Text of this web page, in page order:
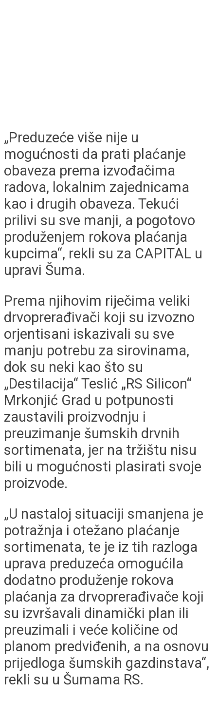
„Preduzeće više nije u
mogućnosti da prati plaćanje
obaveza prema izvođačima
radova, lokalnim zajednicama
kao i drugih obaveza. Tekući
prilivi su sve manji, a pogotovo
produženjem rokova plaćanja
kupcima“, rekli su za CAPITAL u
upravi Šuma.
Prema njihovim riječima veliki
drvoprerađivači koji su izvozno
orjentisani iskazivali su sve
manju potrebu za sirovinama,
dok su neki kao što su
„Destilacija“ Teslić „RS Silicon“
Mrkonjić Grad u potpunosti
zaustavili proizvodnju i
preuzimanje šumskih drvnih
sortimenata, jer na tržištu nisu
bili u mogućnosti plasirati svoje
proizvode.
„U nastaloj situaciji smanjena je
potražnja i otežano plaćanje
sortimenata, te je iz tih razloga
uprava preduzeća omogućila
dodatno produženje rokova
plaćanja za drvoprerađivače koji
su izvršavali dinamički plan ili
preuzimali i veće količine od
planom predviđenih, a na osnovu
prijedloga šumskih gazdinstava“,
rekli su u Šumama RS.